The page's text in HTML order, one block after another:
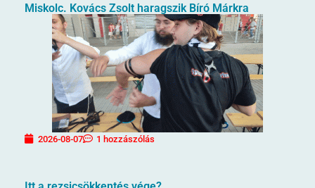
Miskolc. Kovács Zsolt haragszik Bíró Márkra
2026-08-07 1 hozzászólás